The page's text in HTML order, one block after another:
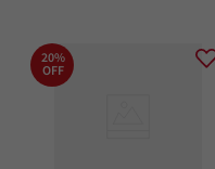
20%
OFF